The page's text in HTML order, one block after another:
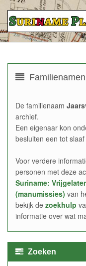
De familienaam
archief.
Een eigenaar kon
besluiten een tot
Voor verdere
personen met deze
Suriname:
(manumissies) van
bekijk de zoekhulp
informatie over wat
Zoeken